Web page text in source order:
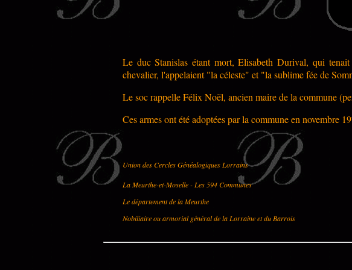
Le duc Stanislas étant mort, Elisabeth Durival, qui
chevalier, l'appelaient "la céleste" et "la sublime fée de
Le soc rappelle Félix Noël, ancien maire de la commune
Ces armes ont été adoptées par la commune en novembre
Union des Cercles Généalogiques Lorrains
La Meurthe-et-Moselle - Les 594 Communes
Le département de la Meurthe
Nobiliaire ou armorial général de la Lorraine et du Barrois